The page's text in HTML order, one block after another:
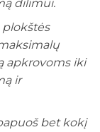
dilimui.
plokštės
apkrovoms iki
ir
bet kokį